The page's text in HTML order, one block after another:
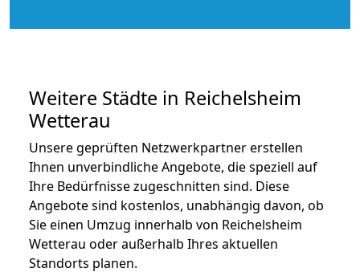
Weitere Städte in Reichelsheim
Wetterau
Unsere geprüften Netzwerkpartner erstellen
Ihnen unverbindliche Angebote, die speziell auf
Ihre Bedürfnisse zugeschnitten sind. Diese
Angebote sind kostenlos, unabhängig davon, ob
Sie einen Umzug innerhalb von Reichelsheim
Wetterau oder außerhalb Ihres aktuellen
Standorts planen.